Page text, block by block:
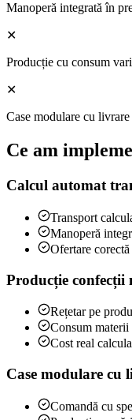
Manoperă integrată în
✕
Producție cu consum
✕
Case modulare cu
Ce am
Calcul automat
Transport
Manoperă
Ofertare
Producție confecții
Rețetar pe
Consum
Cost real
Case modulare cu
Comandă cu